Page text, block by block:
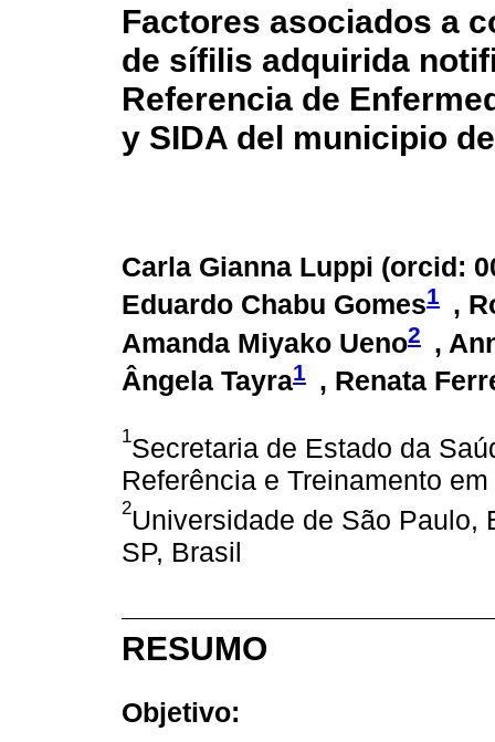
Factores asociados a
de sífilis adquirida
Referencia de
y SIDA del municipio
Carla Gianna Luppi (orcid:
Eduardo Chabu Gomes1 ,
Amanda Miyako Ueno2
,
Ângela Tayra1 , Renata
1Secretaria de Estado da
Referência e Treinamento
2Universidade de São Paulo,
SP, Brasil
RESUMO
Objetivo: